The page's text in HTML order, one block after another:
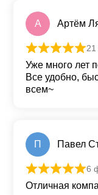
А Артём
Оценка
Уже много лет
Все удобно,
всем~
П Павел
Оценка 5
6
Отличная